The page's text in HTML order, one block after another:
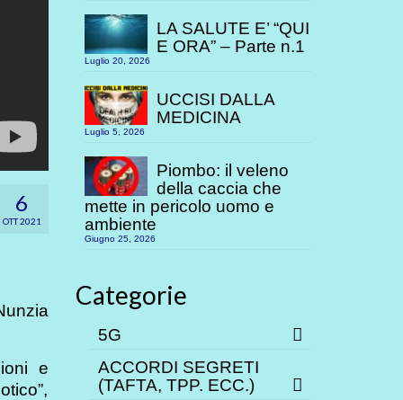
6
OTT 2021
e
LA SALUTE E’ “QUI
E ORA” – Parte n.1
Luglio 20, 2026
UCCISI DALLA
MEDICINA
Luglio 5, 2026
Piombo: il veleno
della caccia che
mette in pericolo uomo e
ambiente
Giugno 25, 2026
Categorie
5G
ACCORDI SEGRETI
(TAFTA, TPP. ECC.)